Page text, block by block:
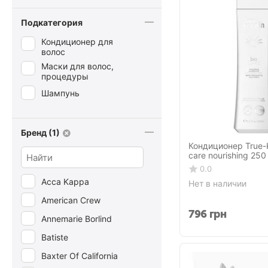
Кондиционер
care nourishing
0.0
Нет в наличии
796 грн
Подкатегория
Кондиционер для
волос
Маски для волос,
процедуры
Шампунь
Бренд (1)
Acca Kappa
American Crew
Annemarie Borlind
Batiste
Baxter Of California